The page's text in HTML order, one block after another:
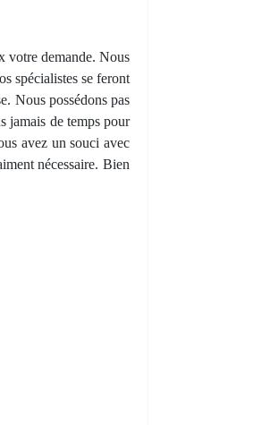
votre demande. Nous
spécialistes se feront
Nous possédons pas
jamais de temps pour
avez un souci avec
nécessaire. Bien